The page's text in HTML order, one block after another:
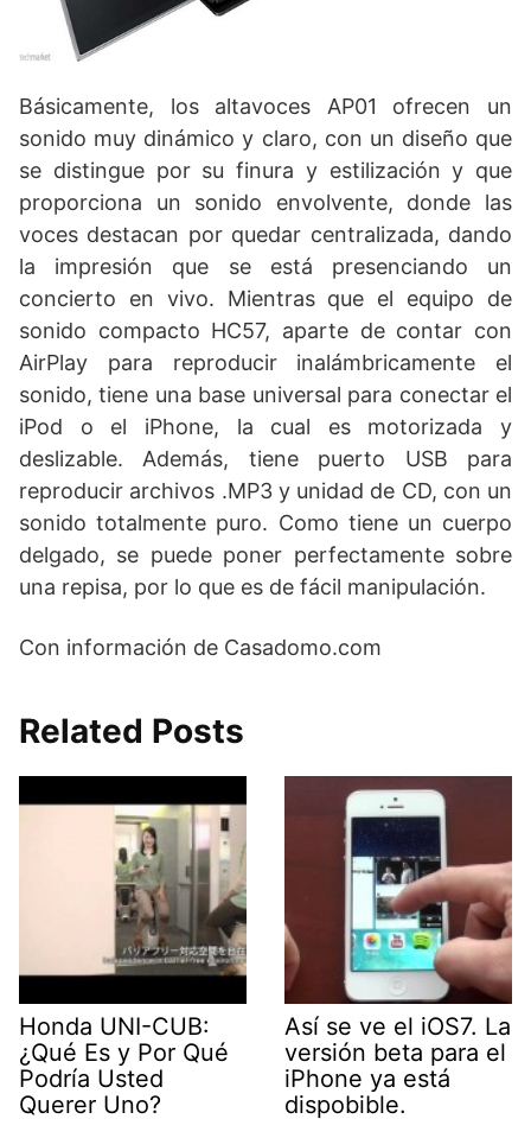
Básicamente, los altavoces AP01 ofrecen un
sonido muy dinámico y claro, con un diseño que
se distingue por su finura y estilización y que
proporciona un sonido envolvente, donde las
voces destacan por quedar centralizada, dando
la impresión que se está presenciando un
concierto en vivo. Mientras que el equipo de
sonido compacto HC57, aparte de contar con
AirPlay para reproducir inalámbricamente el
sonido, tiene una base universal para conectar el
iPod o el iPhone, la cual es motorizada y
deslizable. Además, tiene puerto USB para
reproducir archivos .MP3 y unidad de CD, con un
sonido totalmente puro. Como tiene un cuerpo
delgado, se puede poner perfectamente sobre
una repisa, por lo que es de fácil manipulación.
Con información de Casadomo.com
Related Posts
Honda UNI-CUB:
¿Qué Es y Por Qué
Podría Usted
Querer Uno?
Así se ve el iOS7. La
versión beta para el
iPhone ya está
dispobible.